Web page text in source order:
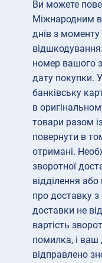
Ви можете
Міжнародним
днів з
номер вашого
дату покупки.
банківську
в
товари разом
повернути в
отримані.
зворотної
відділення
про доставку з
доставки не
вартість
помилка, і ваш
відправлено